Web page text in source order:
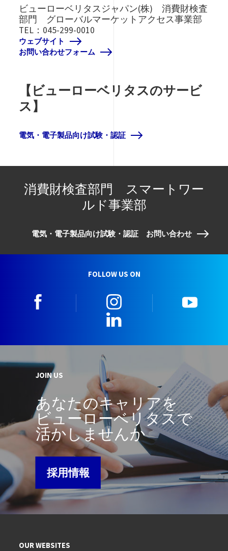
ビューローベリタスジャパン(株) 消費財検査
部門 グローバルマーケットアクセス事業部
TEL：045-299-0010
ウェブサイト
お問い合わせフォーム
【ビューローベリタスのサービ
ス】
電気・電子製品向け試験・認証
消費財検査部門 スマートワー
ルド事業部
電気・電子製品向け試験・認証 お問い合わせ
FOLLOW US ON
JOIN US
あなたのキャリアを
ビューローベリタスで
活かしませんか
採用情報
OUR WEBSITES